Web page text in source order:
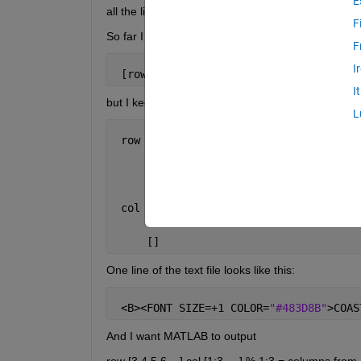
all the lines starting with '<B>' using the command
So far I have typed this code,
[row,col]=find(strncmpi(
but I keep getting empty brackets:
row =
col =
     []
One line of the text file looks like this:
<B><FONT SIZE=+1 COLOR="#483D8B"
And I want MATLAB to output